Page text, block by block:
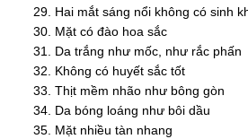
Hai mắt sáng nổi không có sinh
Mặt có đào hoa sắc
Da trắng như mốc, như rắc phấn
Không có huyết sắc tốt
Thịt mềm nhão như bông gòn
Da bóng loáng như bôi dầu
Mặt nhiều tàn nhang